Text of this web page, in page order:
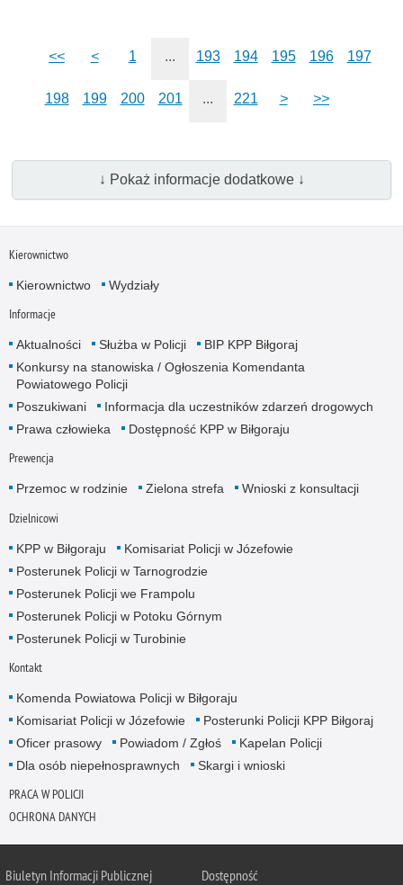
<< < 1 ... 193 194 195 196 197
198 199 200 201 ... 221 > >>
↓ Pokaż informacje dodatkowe ↓
Kierownictwo
Kierownictwo Wydziały
Informacje
Aktualności Służba w Policji
BIP KPP Biłgoraj
Konkursy na stanowiska / Ogłoszenia Komendanta
Powiatowego Policji
Poszukiwani
Informacja dla uczestników zdarzeń drogowych
Prawa człowieka
Dostępność KPP w Biłgoraju
Prewencja
Przemoc w rodzinie Zielona strefa Wnioski z konsultacji
Dzielnicowi
KPP w Biłgoraju
Komisariat Policji w Józefowie
Posterunek Policji w Tarnogrodzie
Posterunek Policji we Frampolu
Posterunek Policji w Potoku Górnym
Posterunek Policji w Turobinie
Kontakt
Komenda Powiatowa Policji w Biłgoraju
Komisariat Policji w Józefowie
Posterunki Policji KPP Biłgoraj
Oficer prasowy
Powiadom / Zgłoś
Kapelan Policji
Dla osób niepełnosprawnych
Skargi i wnioski
PRACA W POLICJI
OCHRONA DANYCH
Biuletyn Informacji Publicznej Dostępność